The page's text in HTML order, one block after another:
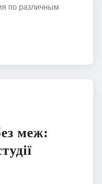
по различным
меж: